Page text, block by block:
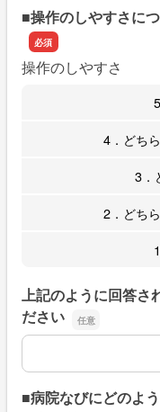
■操作のしやすさに
操作のしやすさ
4．どち
3．
2．どち
上記のように回答さ
ださい
上記のように回答さ
■病院なびにどのよ